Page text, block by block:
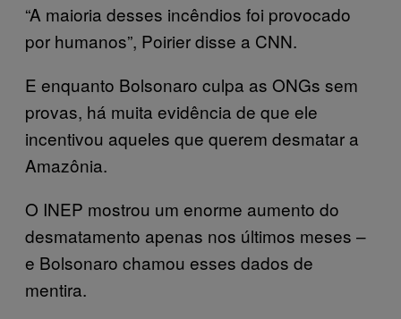
“A maioria desses incêndios foi provocado
por humanos”, Poirier disse a CNN.
E enquanto Bolsonaro culpa as ONGs sem
provas, há muita evidência de que ele
incentivou aqueles que querem desmatar a
Amazônia.
O INEP mostrou um enorme aumento do
desmatamento apenas nos últimos meses –
e Bolsonaro chamou esses dados de
mentira.